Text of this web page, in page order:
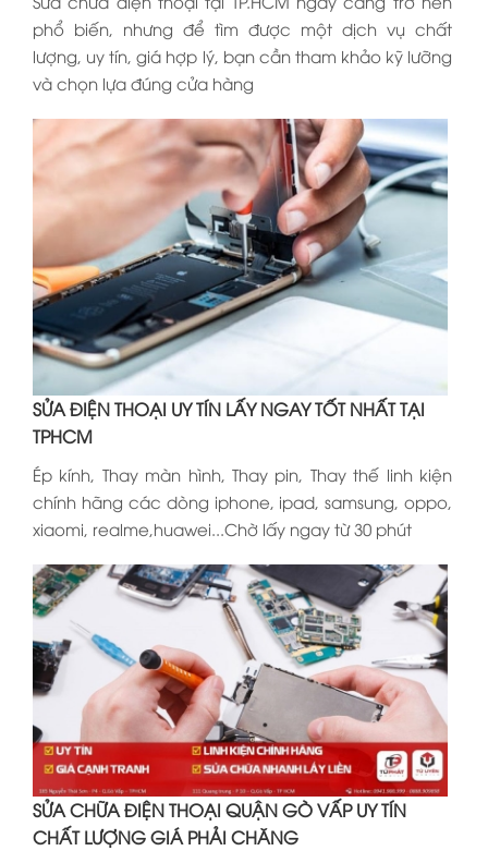
phổ biến, nhưng để tìm được một dịch vụ chất
lượng, uy tín, giá hợp lý, bạn cần tham khảo kỹ lưỡng
và chọn lựa đúng cửa hàng
SỬA ĐIỆN THOẠI UY TÍN LẤY NGAY TỐT NHẤT TẠI
TPHCM
Ép kính, Thay màn hình, Thay pin, Thay thế linh kiện
chính hãng các dòng iphone, ipad, samsung, oppo,
xiaomi, realme,huawei...Chờ lấy ngay từ 30 phút
SỬA CHỮA ĐIỆN THOẠI QUẬN GÒ VẤP UY TÍN
CHẤT LƯỢNG GIÁ PHẢI CHĂNG